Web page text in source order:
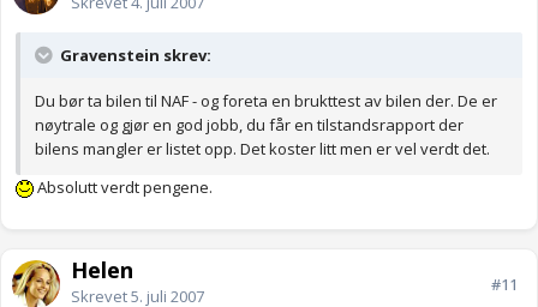
Gravenstein skrev:
Du bør ta bilen til NAF - og foreta en brukttest av bilen der. De er
nøytrale og gjør en god jobb, du får en tilstandsrapport der
bilens mangler er listet opp. Det koster litt men er vel verdt det.
Absolutt verdt pengene.
Helen
Skrevet5. juli 2007
#11